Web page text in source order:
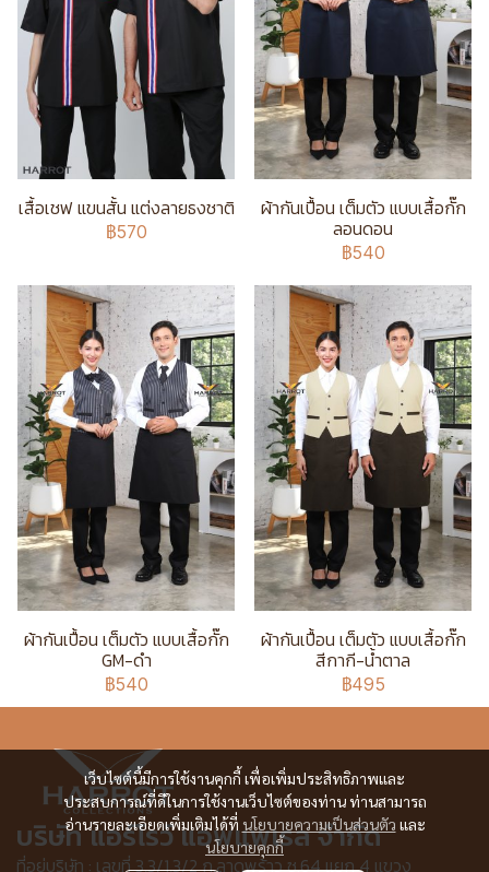
เสื้อเชฟ แขนสั้น แต่งลายธงชาติ
฿570
ผ้ากันเปื้อน เต็มตัว แบบเสื้อกั๊ก
ลอนดอน
฿540
ผ้ากันเปื้อน เต็มตัว แบบเสื้อกั๊ก
GM-ดำ
฿540
ผ้ากันเปื้อน เต็มตัว แบบเสื้อกั๊ก
สีกากี-น้ำตาล
฿495
เว็บไซต์นี้มีการใช้งานคุกกี้ เพื่อเพิ่มประสิทธิภาพและ
ประสบการณ์ที่ดีในการใช้งานเว็บไซต์ของท่าน ท่านสามารถ
อ่านรายละเอียดเพิ่มเติมได้ที่ นโยบายความเป็นส่วนตัว และ
นโยบายคุกกี้
บริษัท แอร์โรว์ แอพแพเรล จำกัด
ที่อยู่บริษัท : เลขที่ 3,3/1,3/2 ก.ลาดพร้าว ซ.64 แยก 4 แขวง